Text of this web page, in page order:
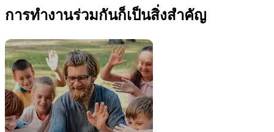
การทำงานร่วมกันก็เป็นสิ่งสำคัญ